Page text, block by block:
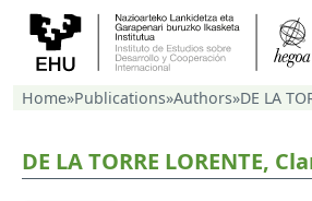
Home»Publications»Authors»DE LA
DE LA TORRE LORENTE,